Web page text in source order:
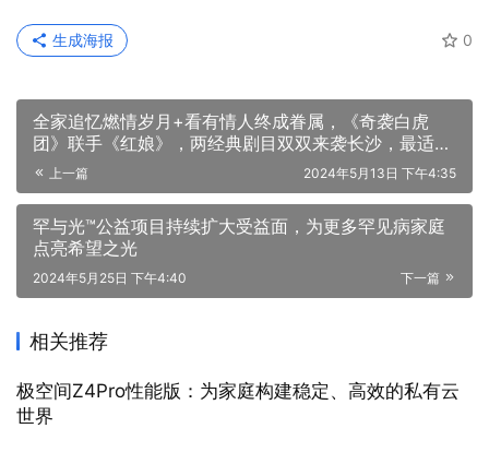
0
生成海报
全家追忆燃情岁月+看有情人终成眷属，《奇袭白虎
团》联手《红娘》，两经典剧目双双来袭长沙，最适合
全家老小一起看
上一篇 2024年5月13日 下午4:35
罕与光™公益项目持续扩大受益面，为更多罕见病家庭
点亮希望之光
下一篇
2024年5月25日 下午4:40
相关推荐
极空间Z4Pro性能版：为家庭构建稳定、高效的私有云
世界